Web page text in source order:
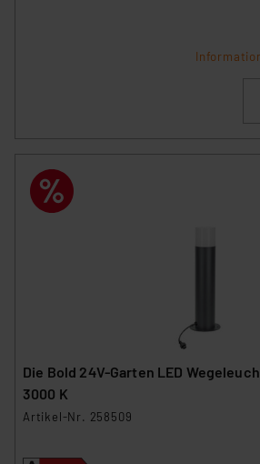
Die Bold 24V-Garten LED
3000 K
Artikel-Nr. 258509